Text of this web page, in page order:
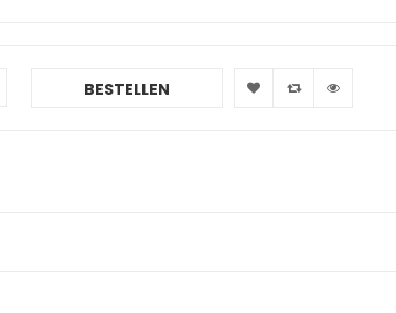
BESTELLEN